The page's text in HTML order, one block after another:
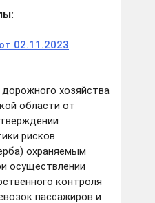
:
02.11.2023
хозяйства
области от
рисков
охраняемым
осуществлении
контроля
пассажиров и